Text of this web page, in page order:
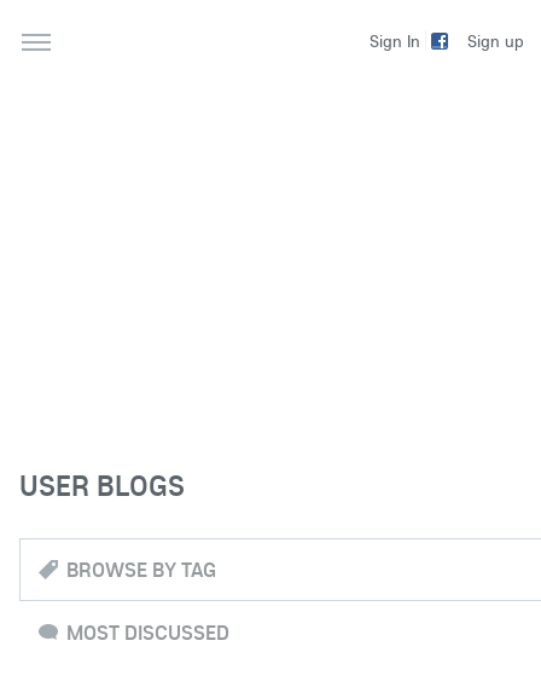
Sign In Sign up
USER BLOGS
BROWSE BY TAG
MOST DISCUSSED